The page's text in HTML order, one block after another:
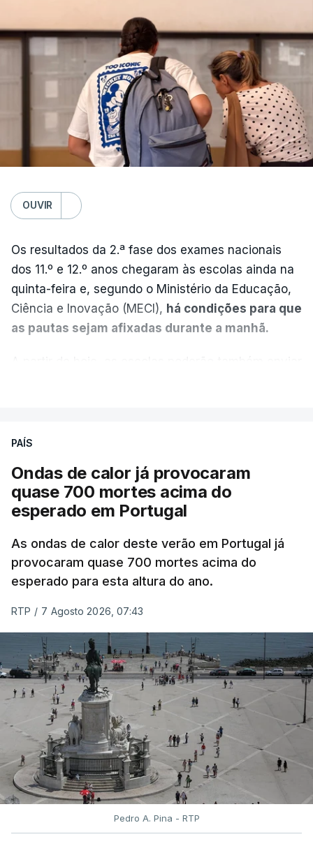
OUVIR
Os resultados da 2.ª fase dos exames nacionais
dos 11.º e 12.º anos chegaram às escolas ainda na
quinta-feira e, segundo o Ministério da Educação,
Ciência e Inovação (MECI), há condições para que
as pautas sejam afixadas durante a manhã.
dependia da apresentação de um requerimento,
mas o Governo decidiu, a partir deste ano,
disponibilizar a cópia dos exames classificados a
e rigor do processo" devido às falhas na
classificação eletrónica.
Serão também publicadas as notas da 2.ª fase
Quanto aos pedidos de reapreciação de provas
realizadas durante a 1.ª fase, os resultados só
serão disponibilizados às escolas hoje, mas o MECI
assegurou que as pautas serão afixadas durante a
tarde.
A tutela justificou a demora no processo de
reapreciações com o "elevado número de
pedidos", que este ano ultrapassou os 20 mil,
PAÍS
Ondas de calor já provocaram
quase 700 mortes acima do
esperado em Portugal
As ondas de calor deste verão em Portugal já
provocaram quase 700 mortes acima do
esperado para esta altura do ano.
RTP / 7 Agosto 2026, 07:43
Pedro A. Pina - RTP